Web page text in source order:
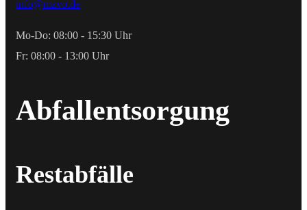
info@mzvo.de
Mo-Do: 08:00 - 15:30 Uhr
Fr: 08:00 - 13:00 Uhr
Abfallentsorgung
Restabfälle